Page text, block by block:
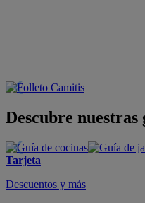
Descubre nuestras
Tarjeta
Descuentos y más